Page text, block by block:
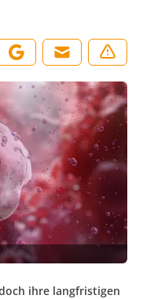
ihre langfristigen